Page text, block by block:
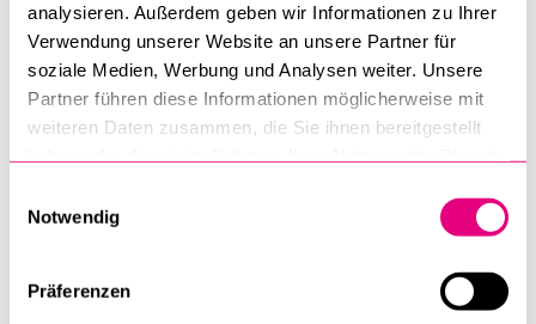
analysieren. Außerdem geben wir Informationen zu Ihrer
Verwendung unserer Website an unsere Partner für
soziale Medien, Werbung und Analysen weiter. Unsere
Partner führen diese Informationen möglicherweise mit
weiteren Daten zusammen, die Sie ihnen bereitgestellt
Notwendig
Präferenzen
Neurologie und translationale